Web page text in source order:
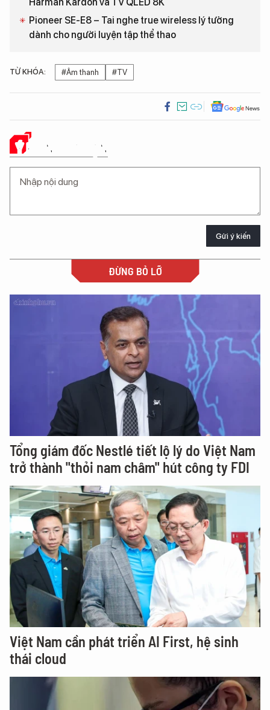
Pioneer SE-E8 – Tai nghe true wireless lý tưởng
dành cho người luyện tập thể thao
TỪ KHÓA: #Âm thanh #TV
Ý KIẾN CỦA BẠN
Gửi ý kiến
ĐỪNG BỎ LỠ
Tổng giám đốc Nestlé tiết lộ lý do Việt Nam
trở thành "thỏi nam châm" hút công ty FDI
Việt Nam cần phát triển AI First, hệ sinh
thái cloud